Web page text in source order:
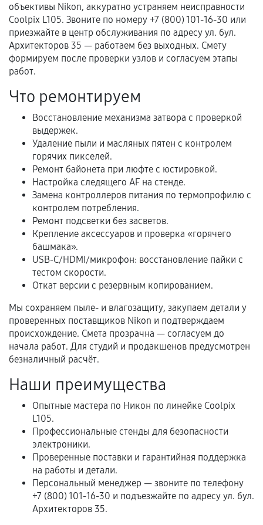
Документы для подтверждения
гарантии
Гарантийный талон.
услуг и сроком гарантии.
Документы на установленные комплектующие
и кассовый чек.
Расширенная гарантия
В некоторых случаях возможно оформление
расширенной гарантии. Стоимость, сроки и
условия продления согласовываются отдельно и
фиксируются в документах.
Нарушение правил эксплуатации,
механические повреждения, попадание влаги,
перегрев, коррозия.
третьих лиц.
Естественный износ деталей, если иное не
предусмотрено отдельно.
Обращение после окончания гарантийного
срока.
Программные сбои, если это не указано в
отдельных условиях.
объективы Nikon, аккуратно устраняем неисправности
Coolpix L105. Звоните по номеру +7 (800) 101-16-30 или
приезжайте в центр обслуживания по адресу ул. бул.
Архитекторов 35 — работаем без выходных. Смету
формируем после проверки узлов и согласуем этапы
работ.
Что ремонтируем
Восстановление механизма затвора с проверкой
выдержек.
Удаление пыли и масляных пятен с контролем
горячих пикселей.
Ремонт байонета при люфте с юстировкой.
Настройка следящего AF на стенде.
Замена контроллеров питания по термопрофилю с
контролем потребления.
Ремонт подсветки без засветов.
Крепление аксессуаров и проверка «горячего
башмака».
USB-C/HDMI/микрофон: восстановление пайки с
тестом скорости.
Откат версии с резервным копированием.
Мы сохраняем пыле- и влагозащиту, закупаем детали у
проверенных поставщиков Nikon и подтверждаем
происхождение. Смета прозрачна — согласуем до
начала работ. Для студий и продакшенов предусмотрен
безналичный расчёт.
Наши преимущества
Опытные мастера по Никон по линейке Coolpix
L105.
Профессиональные стенды для безопасности
электроники.
Проверенные поставки и гарантийная поддержка
на работы и детали.
Персональный менеджер — звоните по телефону
+7 (800) 101-16-30 и подъезжайте по адресу ул. бул.
Архитекторов 35.